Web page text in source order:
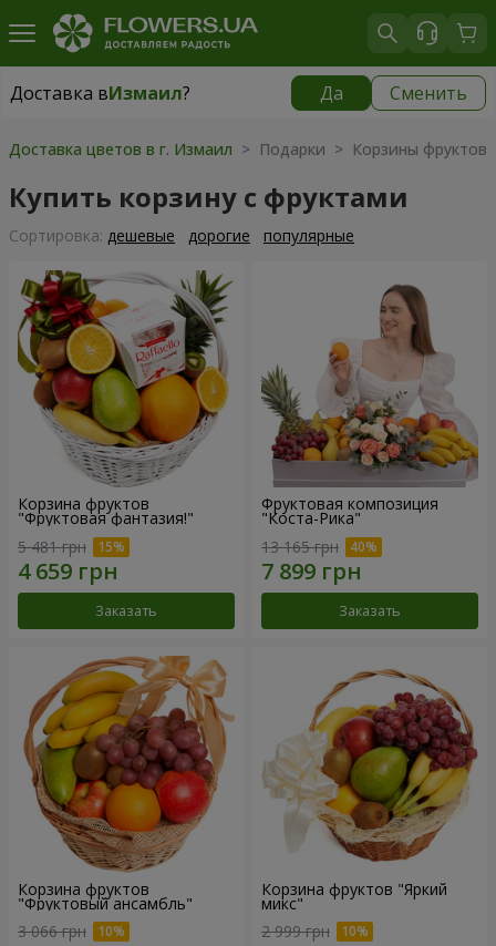
Доставка вИзмаил? Да Сменить
Доставка вИзмаил|
Доставка цветов в г. Измаил > Подарки > Корзины фруктов
Купить корзину с фруктами
Cортировка: дешевые дорогие популярные
Корзина фруктов
"Фруктовая фантазия!"
5 481 грн
Заказать
Фруктовая композиция
"Коста-Рика"
13 165 грн
Заказать
Корзина фруктов
"Фруктовый ансамбль"
3 066 грн
Корзина фруктов "Яркий
микс"
2 999 грн